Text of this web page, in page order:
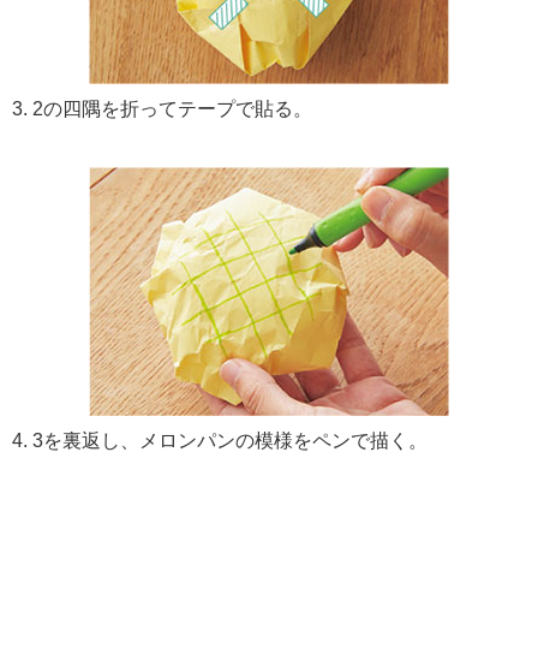
3. 2の四隅を折ってテープで貼る。
4. 3を裏返し、メロンパンの模様をペンで描く。